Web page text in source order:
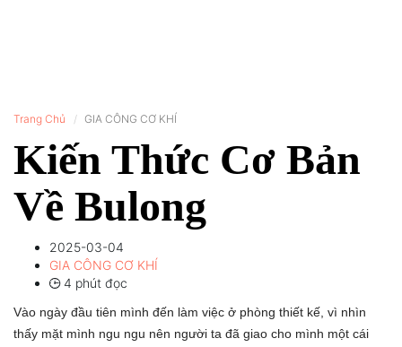
Trang Chủ GIA CÔNG CƠ KHÍ
Kiến Thức Cơ Bản
Về Bulong
2025-03-04
GIA CÔNG CƠ KHÍ
4 phút đọc
Vào ngày đầu tiên mình đến làm việc ở phòng thiết kế, vì nhìn
thấy mặt mình ngu ngu nên người ta đã giao cho mình một cái